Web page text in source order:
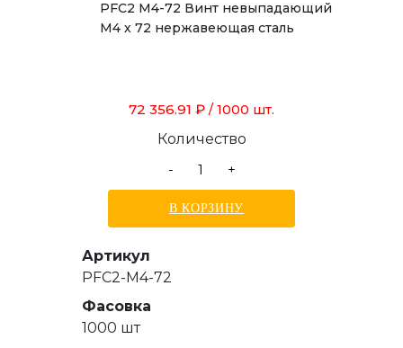
PFC2 M4-72 Винт невыпадающий
М4 х 72 нержавеющая сталь
72 356.91 ₽ / 1000 шт.
Количество
-
+
В КОРЗИНУ
Артикул
PFC2-M4-72
Фасовка
1000 шт